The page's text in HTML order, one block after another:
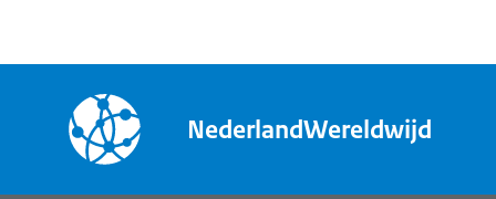
NederlandWereldwijd